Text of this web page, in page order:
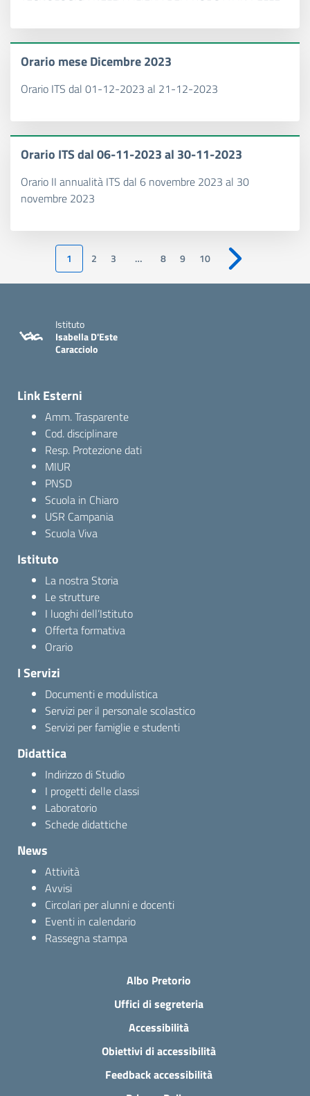
Orario mese Dicembre 2023
Orario ITS dal 01-12-2023 al 21-12-2023
Orario ITS dal 06-11-2023 al 30-11-2023
Orario II annualità ITS dal 6 novembre 2023 al 30
novembre 2023
1 2 3 … 8 9 10 Pagina successiva
Istituto
Isabella D'Este
Caracciolo
Link Esterni
Amm. Trasparente
Cod. disciplinare
Resp. Protezione dati
MIUR
PNSD
Scuola in Chiaro
USR Campania
Scuola Viva
Istituto
La nostra Storia
Le strutture
I luoghi dell’Istituto
Offerta formativa
Orario
I Servizi
Documenti e modulistica
Servizi per il personale scolastico
Servizi per famiglie e studenti
Didattica
Indirizzo di Studio
I progetti delle classi
Laboratorio
Schede didattiche
News
Attività
Avvisi
Circolari per alunni e docenti
Eventi in calendario
Rassegna stampa
Albo Pretorio
Uffici di segreteria
Accessibilità
Obiettivi di accessibilità
Feedback accessibilità